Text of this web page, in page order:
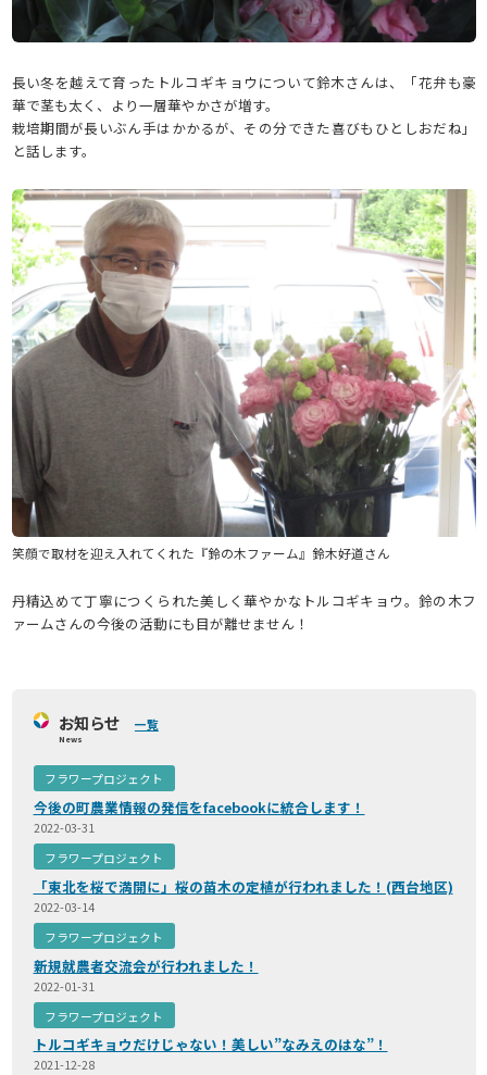
長い冬を越えて育ったトルコギキョウについて鈴木さんは、「花弁も豪
華で茎も太く、より一層華やかさが増す。
栽培期間が長いぶん手はかかるが、その分できた喜びもひとしおだね」
と話します。
笑顔で取材を迎え入れてくれた『鈴の木ファーム』鈴木好道さん
丹精込めて丁寧につくられた美しく華やかなトルコギキョウ。鈴の木フ
ァームさんの今後の活動にも目が離せません！
お知らせ 一覧
News
フラワープロジェクト
今後の町農業情報の発信をfacebookに統合します！
2022-03-31
フラワープロジェクト
「東北を桜で満開に」桜の苗木の定植が行われました！(西台地区)
2022-03-14
フラワープロジェクト
新規就農者交流会が行われました！
2022-01-31
フラワープロジェクト
トルコギキョウだけじゃない！美しい”なみえのはな”！
2021-12-28